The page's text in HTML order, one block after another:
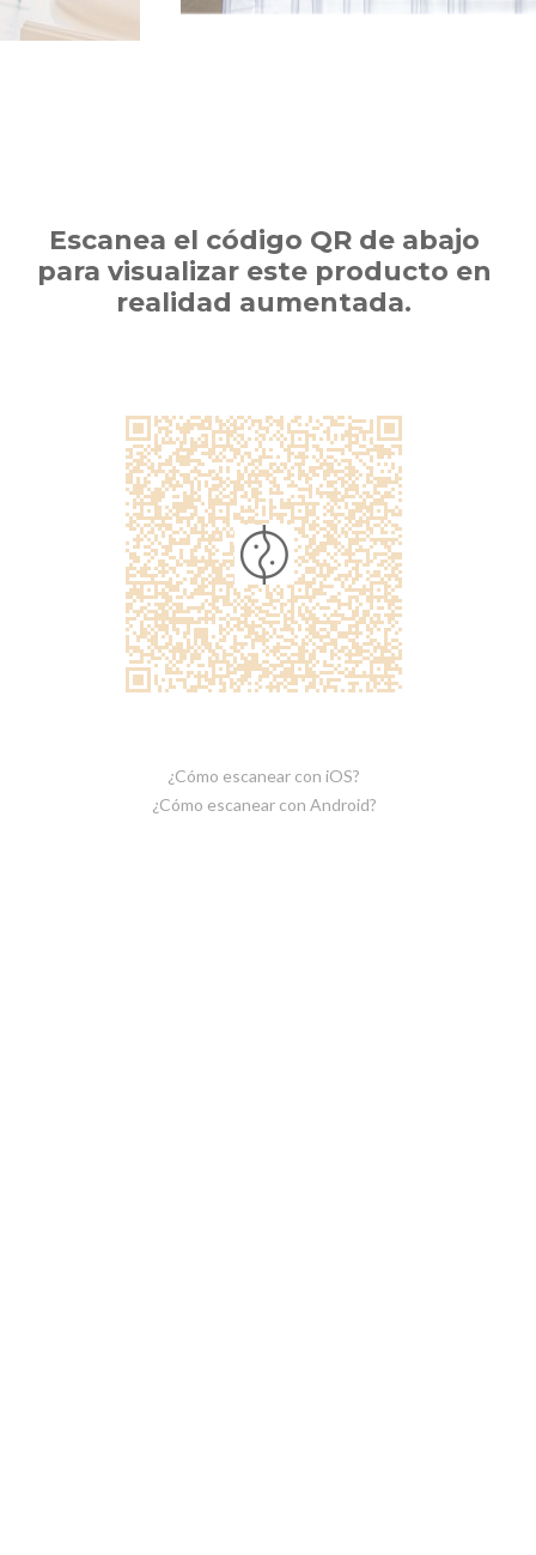
Escanea el código QR de abajo
para visualizar este producto en
realidad aumentada.
¿Cómo escanear con iOS?
¿Cómo escanear con Android?